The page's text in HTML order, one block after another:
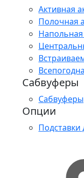
Активная
Полочная
Напольная
Сабвуферы
Сабвуферы
Опции
Подставки